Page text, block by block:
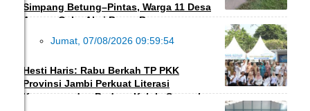
Simpang Betung–Pintas, Warga 11 Desa
Ancam Gelar Aksi Besar-Besaran
EKBIS
Jumat, 07/08/2026 09:59:54
Hesti Haris: Rabu Berkah TP PKK
Provinsi Jambi Perkuat Literasi
Keuangan dan Budaya Kelola Sampah